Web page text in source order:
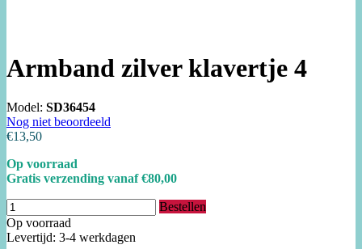
Armband zilver klavertje 4
Model: SD36454
Nog niet beoordeeld
€13,50
Op voorraad
Gratis verzending vanaf €80,00
Bestellen
Op voorraad
Levertijd: 3-4 werkdagen